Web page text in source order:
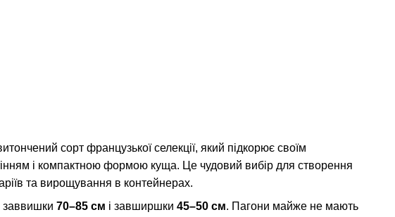
сорт французької селекції, який підкорює своїм
і компактною формою куща. Це чудовий вибір для створення
та вирощування в контейнерах.
заввишки 70–85 см і завширшки 45–50 см. Пагони майже не мають